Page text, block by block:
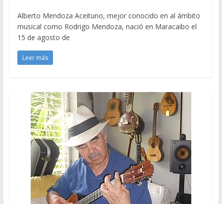
Alberto Mendoza Aceituno, mejor conocido en al ámbito
musical como Rodrigo Mendoza, nació en Maracaibo el
15 de agosto de
Leer más